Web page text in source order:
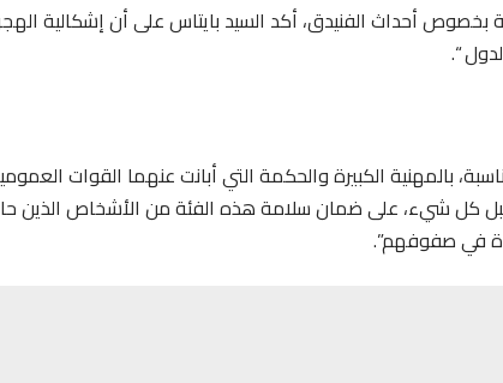
أحداث الفنيدق، أكد السيد بايتاس على أن إشكالية
“.
بالمهنية الكبيرة والحكمة التي أبانت عنهما القوات
كل شيء، على ضمان سلامة هذه الفئة من الأشخاص الذين
في صفوفهم”.